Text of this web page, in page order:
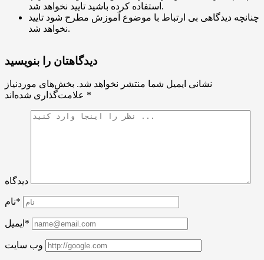
استفاده کرده باشید تایید نخواهد شد.
چنانچه دیدگاهی بی ارتباط با موضوع آموزش مطرح شود تایید
نخواهد شد.
دیدگاهتان را بنویسید
نشانی ایمیل شما منتشر نخواهد شد. بخش‌های موردنیاز
*
دیدگاه
نام*
ایمیل*
وب سایت